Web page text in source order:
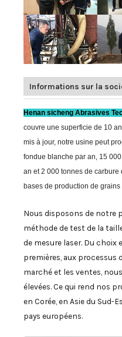
Informations sur la
Henan sicheng Abrasives
couvre une superficie de 10
mis à jour, notre usine peut
fondue blanche par an, 15
an et 2 000 tonnes de carbure
bases de production de
Nous disposons de notre
méthode de test de la
de mesure laser. Du choix
premières, aux processus
marché et les ventes,
élevées. Ce qui rend nos
en Corée, en Asie du Sud-
pays européens.